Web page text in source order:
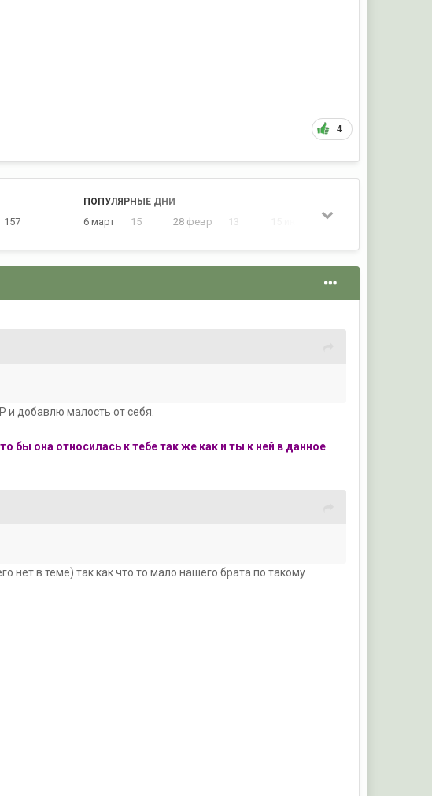
4
157
ПОПУЛЯРНЫЕ ДНИ
6 март 15 28 февр 13 13
и добавлю малость от себя.
бы она относилась к тебе так же как и ты к ней в данное
нет в теме) так как что то мало нашего брата по такому